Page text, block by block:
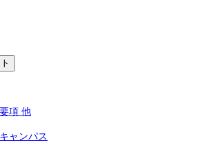
項 他
ャンパス